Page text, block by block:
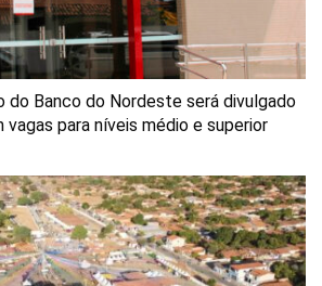
do Banco do Nordeste será divulgado
vagas para níveis médio e superior